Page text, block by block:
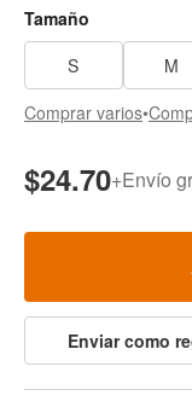
Tamaño
S
M
Comprar varios•
$24.70+Envío
Enviar como